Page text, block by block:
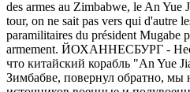
des armes au Zimbabwe, le An Yue
tour, on ne sait pas vers qui d'autre
paramilitaires du président Mugabe
armement. ЙОХАННЕСБУРГ -
что китайский корабль "An Yue
Зимбабве, повернул обратно, мы